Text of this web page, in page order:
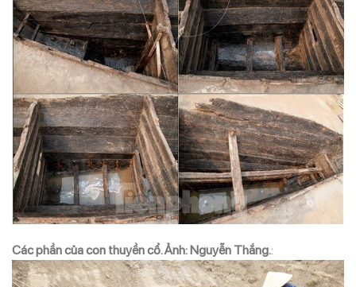
Các phần của con thuyền cổ. Ảnh: Nguyễn Thắng.: